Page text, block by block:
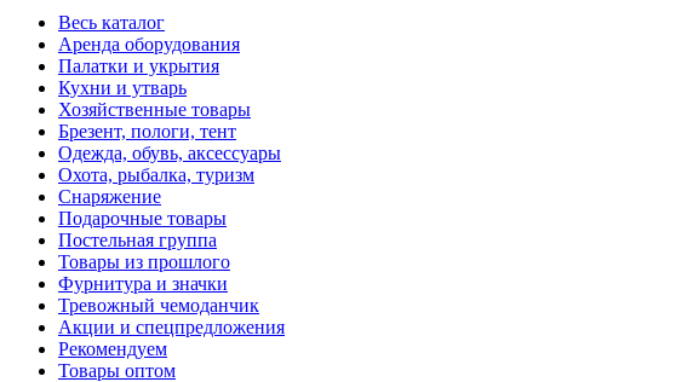
Весь каталог
Аренда оборудования
Палатки и укрытия
Кухни и утварь
Хозяйственные товары
Брезент, пологи, тент
Одежда, обувь, аксессуары
Охота, рыбалка, туризм
Снаряжение
Подарочные товары
Постельная группа
Товары из прошлого
Фурнитура и значки
Тревожный чемоданчик
Акции и спецпредложения
Рекомендуем
Товары оптом